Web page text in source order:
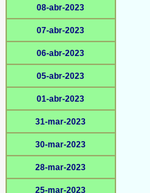
08-abr-2023
07-abr-2023
06-abr-2023
05-abr-2023
01-abr-2023
31-mar-2023
30-mar-2023
28-mar-2023
25-mar-2023